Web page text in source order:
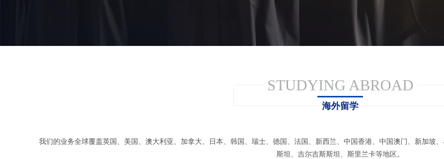
STUDYING ABROAD
海外留学
我们的业务全球覆盖英国、美国、澳大利亚、加拿大、日本、韩国、瑞士、德国、法国、新西兰、中国香港、中国澳门、新加坡
斯坦、吉尔吉斯斯坦、斯里兰卡等地区。